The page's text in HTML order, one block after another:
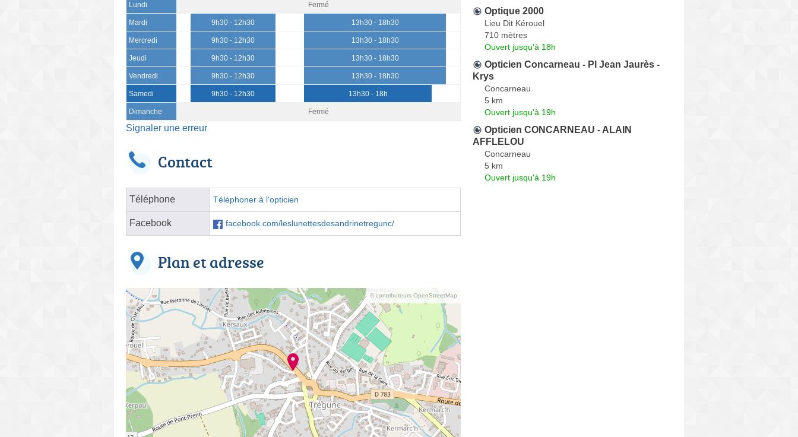
Lundi Fermé
Mardi 9h30 - 12h30 13h30 - 18h30
Mercredi 9h30 - 12h30 13h30 - 18h30
Jeudi 9h30 - 12h30 13h30 - 18h30
Vendredi 9h30 - 12h30 13h30 - 18h30
Samedi 9h30 - 12h30 13h30 - 18h
Dimanche Fermé
Signaler une erreur
Contact
Téléphone Téléphoner à l'opticien
Facebook facebook.com/leslunettesdesandrinetregunc/
Plan et adresse
© contributeurs OpenStreetMap
Optique 2000
Lieu Dit Kérouel
710 mètres
Ouvert jusqu'à 18h
Opticien Concarneau - Pl Jean Jaurès -
Krys
Concarneau
5 km
Ouvert jusqu'à 19h
Opticien CONCARNEAU - ALAIN
AFFLELOU
Concarneau
5 km
Ouvert jusqu'à 19h